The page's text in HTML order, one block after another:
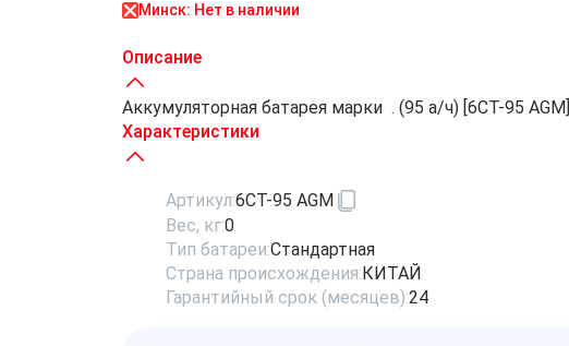
Минск: Нет в наличии
Описание
Аккумуляторная батарея марки . (95 а/ч) [6СТ-95 AGM]
Характеристики
Артикул:6СТ-95 AGM
Вес, кг:0
Тип батареи:Стандартная
Страна происхождения:КИТАЙ
Гарантийный срок (месяцев):24